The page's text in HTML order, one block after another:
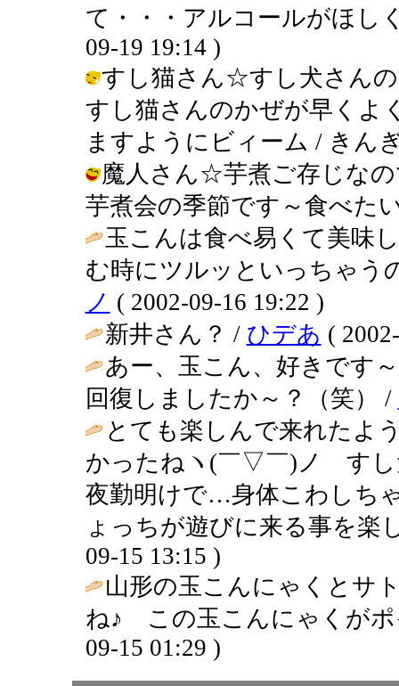
て・・・アルコールがほし
09-19 19:14 )
すし猫さん☆すし犬さん
すし猫さんのかぜが早くよ
ますようにビィーム / きん
魔人さん☆芋煮ご存じな
芋煮会の季節です～食べた
玉こんは食べ易くて美
む時にツルッといっちゃう
ノ ( 2002-09-16 19:22 )
新井さん？ / ひデあ (
あー、玉こん、好きです
回復しましたか～？（笑） /
とても楽しんで来れたよ
かったねヽ(￣▽￣)ノ すし
夜勤明けで…身体こわしち
ょっちが遊びに来る事を楽
09-15 13:15 )
山形の玉こんにゃくとサ
ね♪ この玉こんにゃくが
09-15 01:29 )